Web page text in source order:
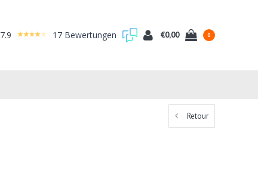
7.9 17 Bewertungen €0,00 0
Retour